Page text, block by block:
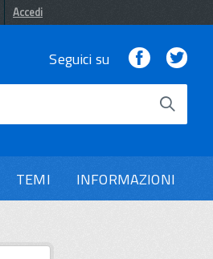
Accedi
Seguici su Facebook
TEMI INFORMAZIONI